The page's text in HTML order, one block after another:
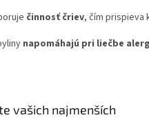
činnosť čriev, čím prispieva
napomáhajú pri liečbe
vašich najmenších